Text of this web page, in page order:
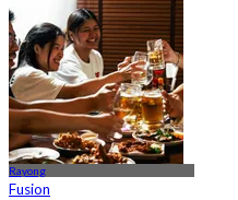
Rayong
Fusion